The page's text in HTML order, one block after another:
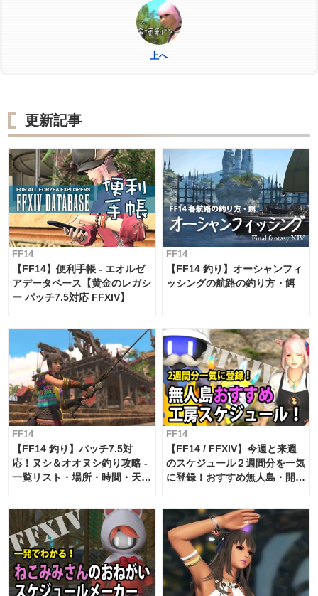
上へ
更新記事
FF14
【FF14】便利手帳 - エオルゼ
アデータベース【黄金のレガシ
ー パッチ7.5対応 FFXIV】
FF14
【FF14 釣り】オーシャンフィ
ッシングの航路の釣り方・餌
FF14
【FF14 釣り】パッチ7.5対
応！ヌシ＆オオヌシ釣り攻略 -
一覧リスト・場所・時間・天
FF14
【FF14 / FFXIV】今週と来週
のスケジュール２週間分を一気
に登録！おすすめ無人島・開拓